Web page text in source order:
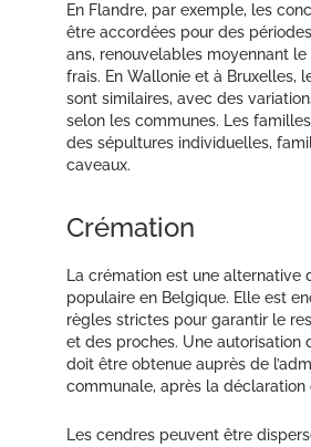
En Flandre, par exemple, les
être accordées pour des
ans, renouvelables moyennant
frais. En Wallonie et à Bruxelles,
sont similaires, avec des
selon les communes. Les
des sépultures individuelles,
caveaux.
Crémation
La crémation est une alternative
populaire en Belgique. Elle est
règles strictes pour garantir le
et des proches. Une autorisation
doit être obtenue auprès de
communale, après la déclaration
Les cendres peuvent être